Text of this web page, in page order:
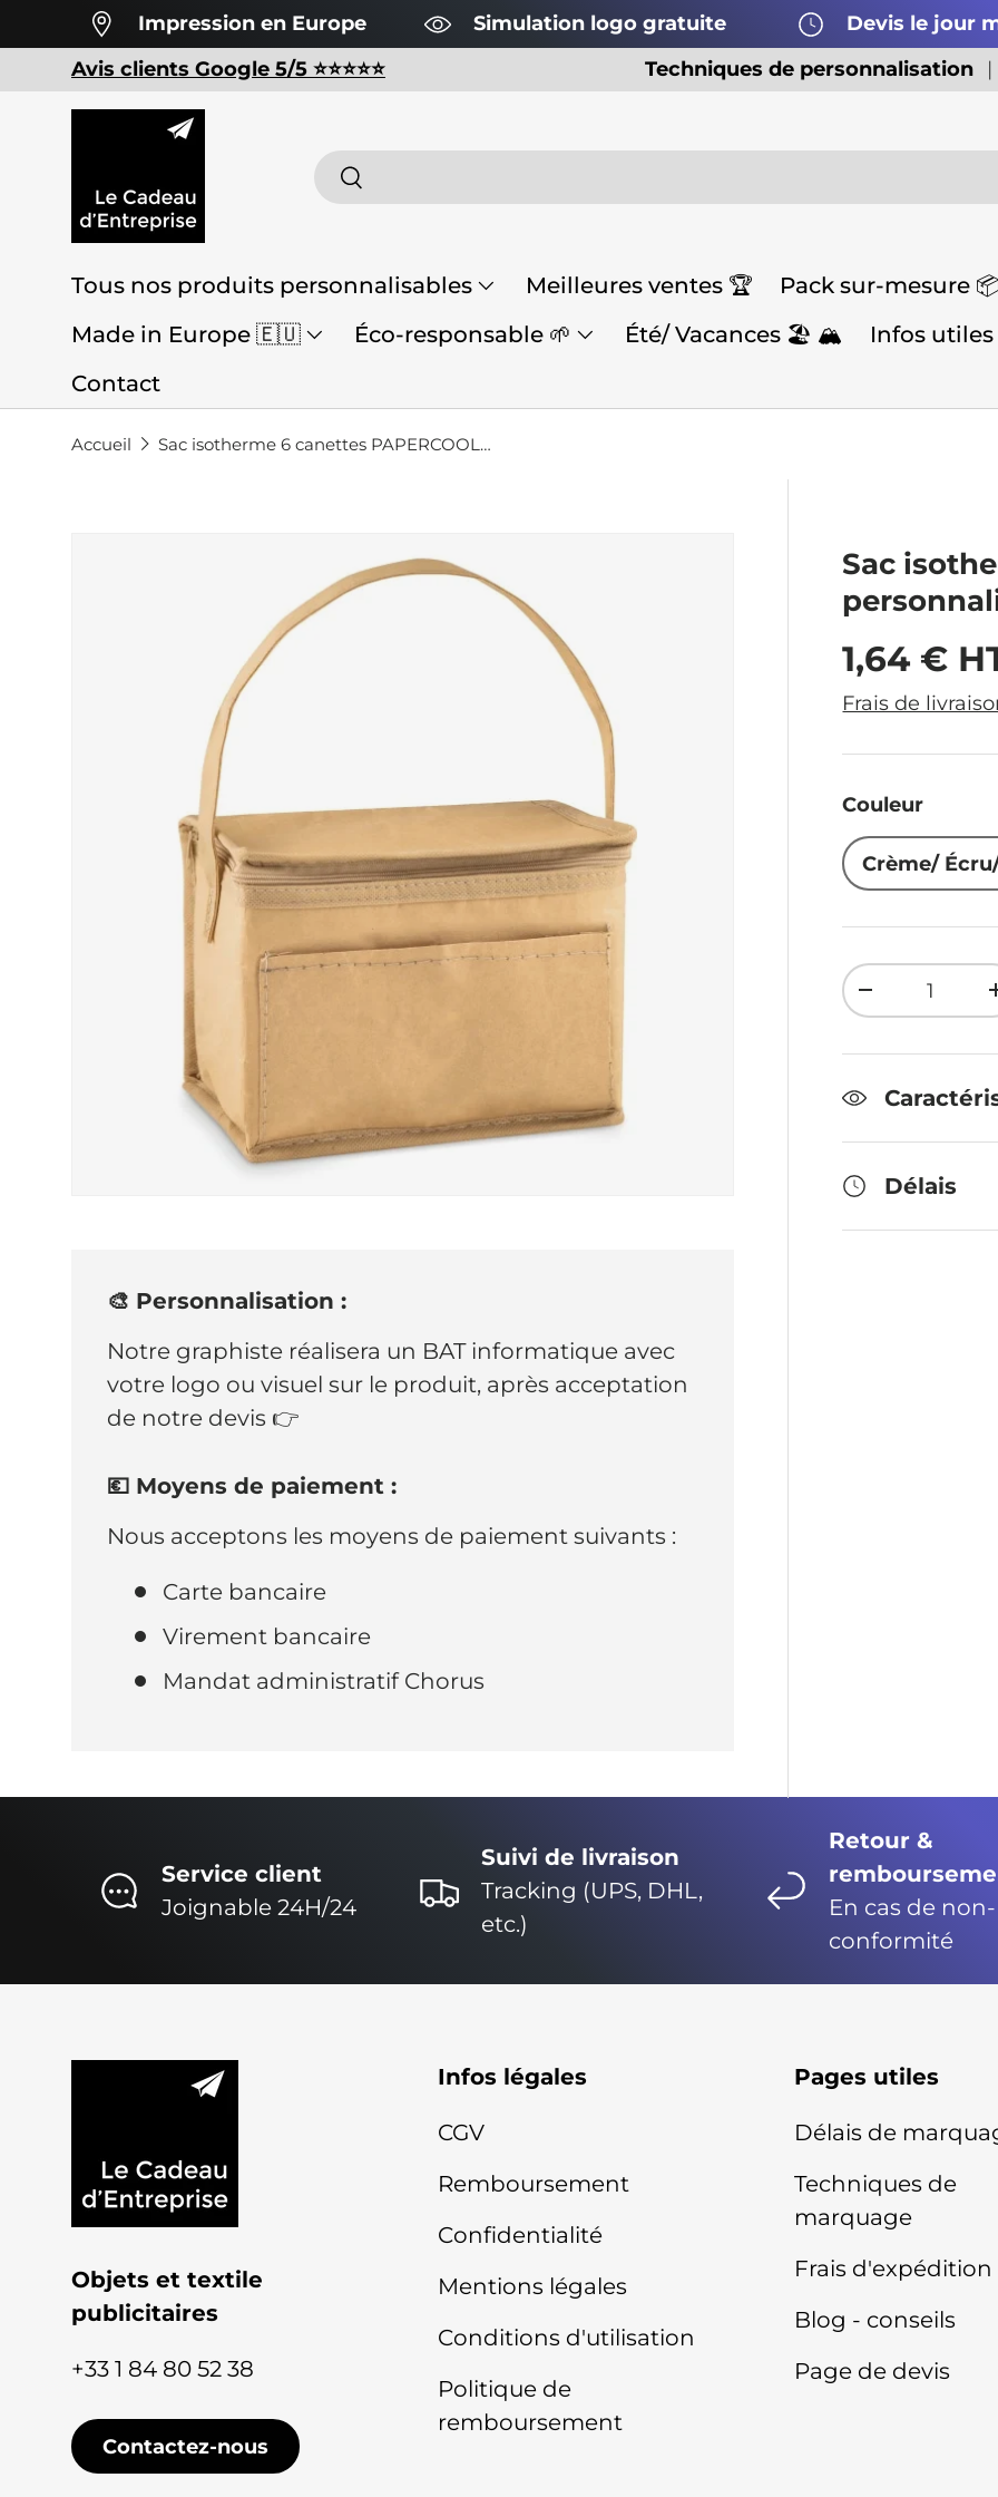
Aller au contenu
Impression en Europe Simulation logo gratuite Devis le jour
Avis clients Google 5/5 ⭐️⭐️⭐️⭐️⭐️
Techniques de personnalisation
Recherche
Rechercher
Tous nos produits personnalisables Meilleures ventes 🏆
Pack sur-mesure 📦
Made in Europe 🇪🇺
Éco-responsable 🌱 Été/ Vacances 🏖️ 🏔️
Infos utiles
Contact
Accueil Sac isotherme 6 canettes PAPERCOOL personnalisable
Passer aux informations produits
Sac
Prix
1,64 €
Frais de
Couleur
Crème/
Qté
Diminuer la
Délais
🎨 Personnalisation :
Notre graphiste réalisera un BAT informatique avec
votre logo ou visuel sur le produit, après acceptation
de notre devis 👉
💶 Moyens de paiement :
Nous acceptons les moyens de paiement suivants :
Carte bancaire
Virement bancaire
Mandat administratif Chorus
Service client
Joignable 24H/24
Suivi de livraison
Tracking (UPS, DHL,
etc.)
Retour &
En cas de non-
conformité
Objets et textile
publicitaires
+33 1 84 80 52 38
Contactez-nous
Infos légales
CGV
Remboursement
Confidentialité
Mentions légales
Conditions d'utilisation
Politique de
remboursement
Pages utiles
Délais de
Techniques de
marquage
Frais d'expédition
Blog - conseils
Page de devis